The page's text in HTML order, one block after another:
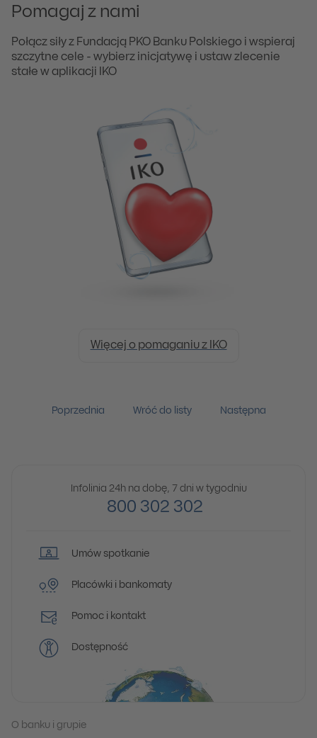
Pomagaj z nami
Połącz siły z Fundacją PKO Banku Polskiego i wspieraj
szczytne cele - wybierz inicjatywę i ustaw zlecenie
stałe w aplikacji IKO
Więcej o pomaganiu z IKO
Poprzednia Wróć do listy Następna
Infolinia 24h na dobę, 7 dni w tygodniu
800 302 302
Umów spotkanie
Placówki i bankomaty
Pomoc i kontakt
Dostępność
O banku i grupie